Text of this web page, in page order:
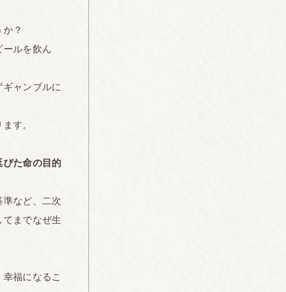
？
ルを飲ん
ャンブルに
す。
びた命の目的
など、二次
までなぜ生
福になるこ